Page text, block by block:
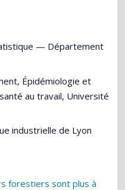
— Département
, Épidémiologie et
au travail, Université
industrielle de Lyon
forestiers sont plus à